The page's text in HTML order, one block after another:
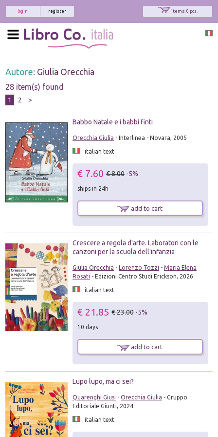
items: 0 pcs.
register
login
Autore: Giulia Orecchia
28 item(s) found
1 2 >
Babbo Natale e i babbi finti
Orecchia Giulia - Interlinea - Novara, 2005
italian text
€ 7.60 € 8.00 -5%
ships in 24h
add to cart
Crescere a regola d'arte. Laboratori con le
canzoni per la scuola dell'infanzia
Giulia Orecchia - Lorenzo Tozzi - Maria Elena
Rosati - Edizioni Centro Studi Erickson, 2026
italian text
€ 21.85 € 23.00 -5%
10 days
add to cart
Lupo lupo, ma ci sei?
Quarenghi Giusi - Orecchia Giulia - Gruppo
Editoriale Giunti, 2024
italian text